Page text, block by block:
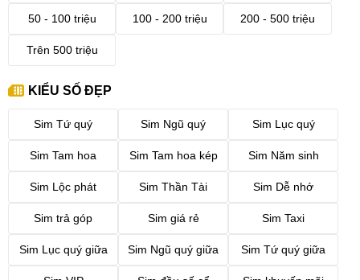
50 - 100 triệu 100 - 200 triệu 200 - 500 triệu
Trên 500 triệu
KIỂU SỐ ĐẸP
Sim Tứ quý Sim Ngũ quý Sim Lục quý
Sim Tam hoa Sim Tam hoa kép Sim Năm sinh
Sim Lộc phát Sim Thần Tài Sim Dễ nhớ
Sim trả góp Sim giá rẻ Sim Taxi
Sim Lục quý giữa Sim Ngũ quý giữa Sim Tứ quý giữa